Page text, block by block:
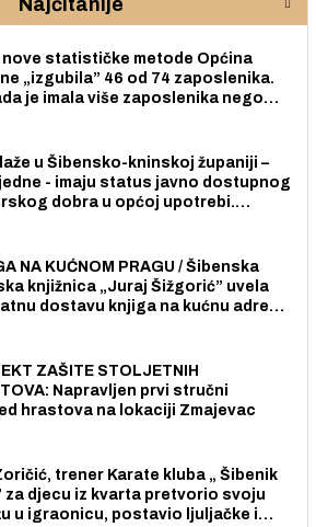
Najčitanije
statističke metode Općina
„izgubila” 46 od 74 zaposlenika.
je imala više zaposlenika nego
u Šibensko-kninskoj županiji –
- imaju status javno dostupnog
dobra u općoj upotrebi.
NA KUĆNOM PRAGU / Šibenska
knjižnica „Juraj Šižgorić” uvela
dostavu knjiga na kućnu adresu
ZAŠITE STOLJETNIH
Napravljen prvi stručni
hrastova na lokaciji Zmajevac
trener Karate kluba „ Šibenik
za djecu iz kvarta pretvorio svoju
u igraonicu, postavio ljuljačke i